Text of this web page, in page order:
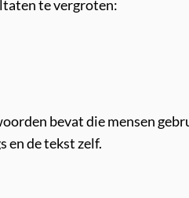
te vergroten:
bevat die mensen
en de tekst zelf.